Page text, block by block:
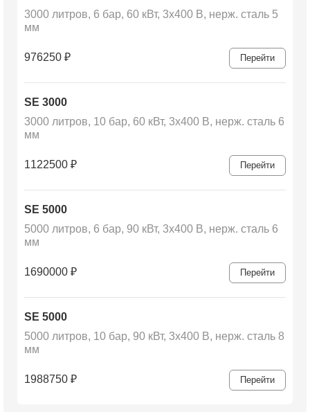
3000 литров, 6 бар, 60 кВт, 3х400 В, нерж. сталь 5
мм
976250 ₽ Перейти
SE 3000
3000 литров, 10 бар, 60 кВт, 3х400 В, нерж. сталь 6
мм
1122500 ₽ Перейти
SE 5000
5000 литров, 6 бар, 90 кВт, 3х400 В, нерж. сталь 6
мм
1690000 ₽ Перейти
SE 5000
5000 литров, 10 бар, 90 кВт, 3х400 В, нерж. сталь 8
мм
1988750 ₽ Перейти